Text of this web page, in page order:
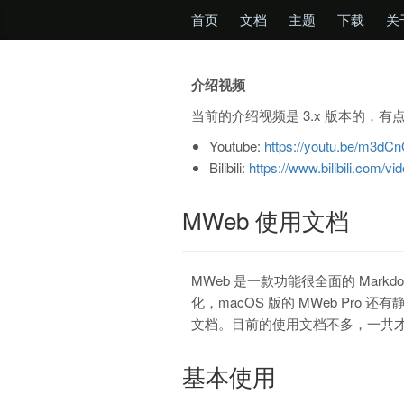
首页 文档 主题 下载 关
介绍视频
当前的介绍视频是 3.x 版本的，有
Youtube: https://youtu.be/
Bilibili: https://www.bilibili.com/
MWeb 使用文档
MWeb 是一款功能很全面的
化，macOS 版的 MWeb Pro 还有
文档。目前的使用文档不多，一共
基本使用